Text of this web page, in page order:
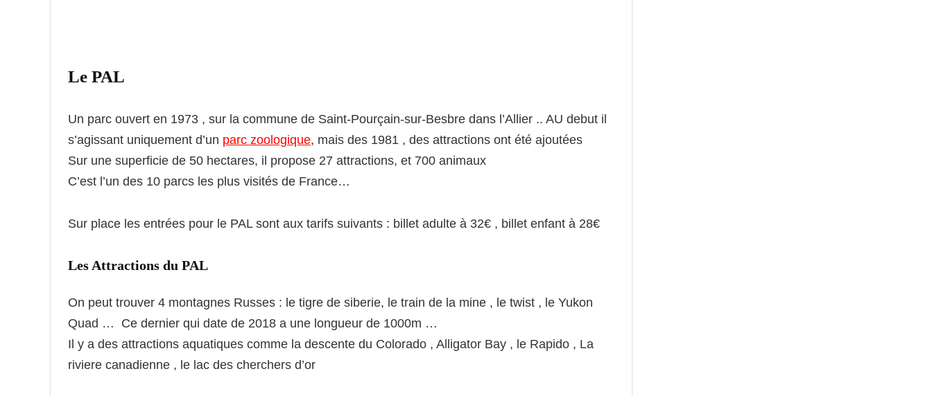
Le PAL
Un parc ouvert en 1973 , sur la commune de Saint-Pourçain-sur-Besbre dans l’Allier .. AU debut il
s’agissant uniquement d’un parc zoologique, mais des 1981 , des attractions ont été ajoutées
Sur une superficie de 50 hectares, il propose 27 attractions, et 700 animaux
C’est l’un des 10 parcs les plus visités de France…
Sur place les entrées pour le PAL sont aux tarifs suivants : billet adulte à 32€ , billet enfant à 28€
Les Attractions du PAL
On peut trouver 4 montagnes Russes : le tigre de siberie, le train de la mine , le twist , le Yukon
Quad … Ce dernier qui date de 2018 a une longueur de 1000m …
Il y a des attractions aquatiques comme la descente du Colorado , Alligator Bay , le Rapido , La
riviere canadienne , le lac des cherchers d’or